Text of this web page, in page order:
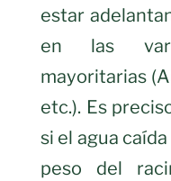
estar
en las
mayoritarias
etc.). Es
si el agua
peso del